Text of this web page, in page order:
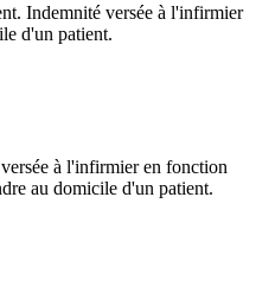
Indemnité versée à l'infirmier
d'un patient.
à l'infirmier en fonction
au domicile d'un patient.